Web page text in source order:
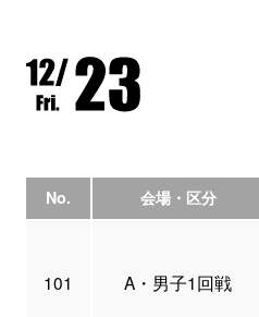
No. 会場・区分
101 A・男子1回戦